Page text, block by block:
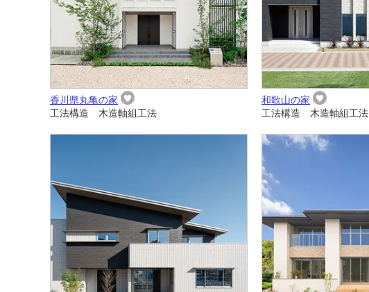
香川県丸亀の家
工法構造 木造軸組工法
和歌山の家
工法構造 木造軸組工法